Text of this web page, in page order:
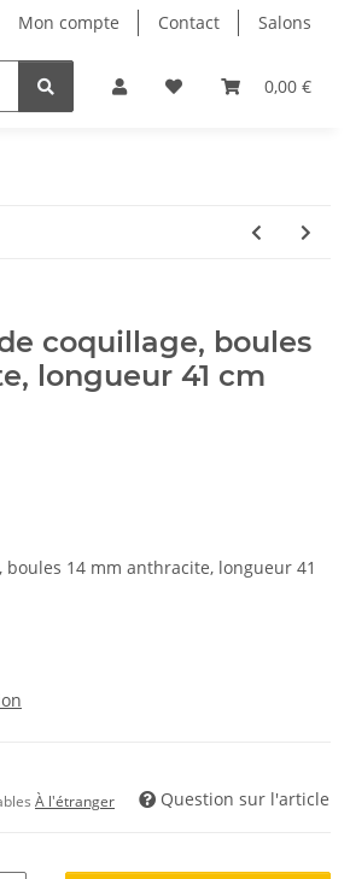
Mon compte Contact Salons
0,00 €
coquillage, boules
longueur 41 cm
boules 14 mm anthracite, longueur 41
À l'étranger Question sur l'article